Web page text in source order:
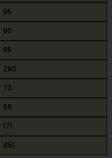
95
90
95
280
73
98
171
451